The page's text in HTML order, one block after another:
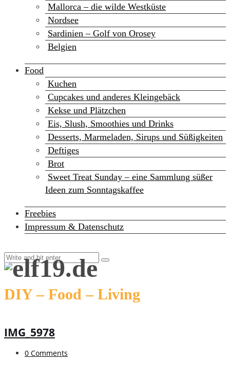
Mallorca – die wilde Westküste
Nordsee
Sardinien – Golf von Orosey
Belgien
Food
Kuchen
Cupcakes und anderes Kleingebäck
Kekse und Plätzchen
Eis, Slush, Smoothies und Drinks
Desserts, Marmeladen, Sirups und Süßigkeiten
Deftiges
Brot
Sweet Treat Sunday – eine Sammlung süßer
Ideen zum Sonntagskaffee
Freebies
Impressum & Datenschutz
DIY – Food – Living
IMG_5978
0 Comments